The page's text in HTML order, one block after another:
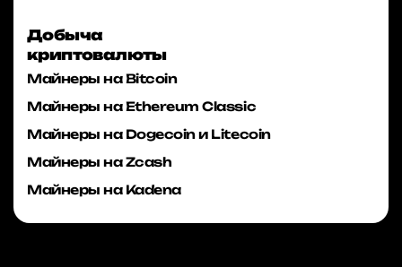
Добыча
криптовалюты
Майнеры на Bitcoin
Майнеры на Ethereum Classic
Майнеры на Dogecoin и Litecoin
Майнеры на Zcash
Майнеры на Kadena